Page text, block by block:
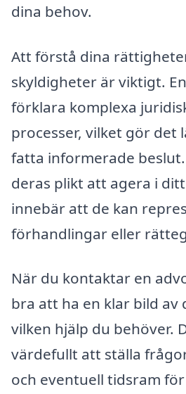
dina behov.
Att förstå dina
skyldigheter är viktigt.
förklara komplexa
processer, vilket gör det
fatta informerade
deras plikt att agera i
innebär att de kan
förhandlingar eller
När du kontaktar en
bra att ha en klar bild av
vilken hjälp du behöver.
värdefullt att ställa
och eventuell tidsram